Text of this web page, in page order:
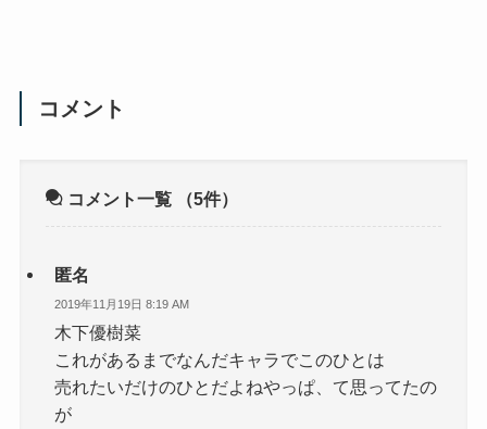
コメント
コメント一覧 （5件）
匿名
2019年11月19日 8:19 AM
木下優樹菜
これがあるまでなんだキャラでこのひとは
売れたいだけのひとだよねやっぱ、て思ってたの
が